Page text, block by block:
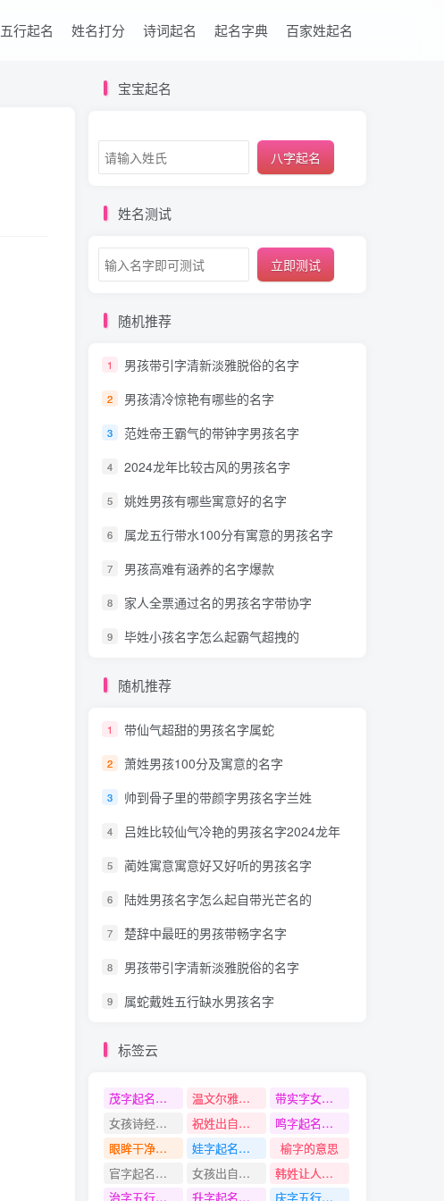
五行起名 姓名打分 诗词起名 起名字典 百家姓起名
宝宝起名
八字起名
姓名测试
立即测试
随机推荐
1 男孩带引字清新淡雅脱俗的名字
2 男孩清冷惊艳有哪些的名字
3 范姓帝王霸气的带钟字男孩名字
4 2024龙年比较古风的男孩名字
5 姚姓男孩有哪些寓意好的名字
6 属龙五行带水100分有寓意的男孩名字
7 男孩高难有涵养的名字爆款
8 家人全票通过名的男孩名字带协字
9 毕姓小孩名字怎么起霸气超拽的
随机推荐
1 带仙气超甜的男孩名字属蛇
2 萧姓男孩100分及寓意的名字
3 帅到骨子里的带颜字男孩名字兰姓
4 吕姓比较仙气冷艳的男孩名字2024龙年
5 蔺姓寓意寓意好又好听的男孩名字
6 陆姓男孩名字怎么起自带光芒名的
7 楚辞中最旺的男孩带畅字名字
8 男孩带引字清新淡雅脱俗的名字
9 属蛇戴姓五行缺水男孩名字
标签云
茂字起名寓意 温文尔雅风度翩翩的男孩名字
带实字女孩名字
女孩诗经中惊艳的名字
祝姓出自典故的名字
鸣字起名寓意
眼眸干净清新的女孩名字
娃字起名寓意
榆字的意思
官字起名寓意
女孩出自楚辞独特有寓意的名字
韩姓让人眼前一亮的名字
治字五行是什么
升字起名寓意 庆字五行是什么